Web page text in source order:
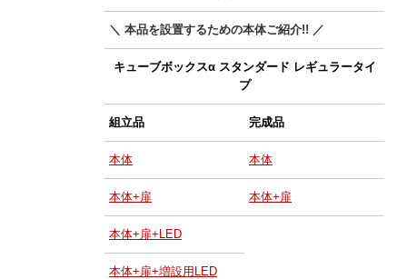
＼ 本品を設置するための本体ご紹介!! ／
キューブボックスα スタンダード レギュラータイ
プ
組立品 完成品
本体 本体
本体+扉 本体+扉
本体+扉+LED
本体+扉+増設用LED